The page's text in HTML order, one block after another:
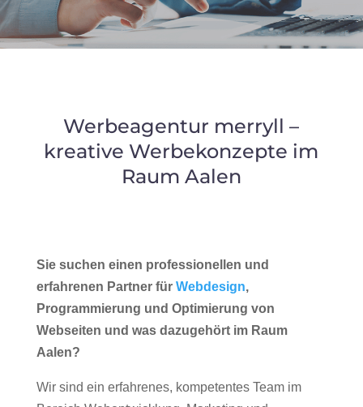
Werbeagentur merryll –
kreative Werbekonzepte im
Raum Aalen
Sie suchen einen professionellen und
erfahrenen Partner für Webdesign,
Programmierung und Optimierung von
Webseiten und was dazugehört im Raum
Aalen?
Wir sind ein erfahrenes, kompetentes Team im